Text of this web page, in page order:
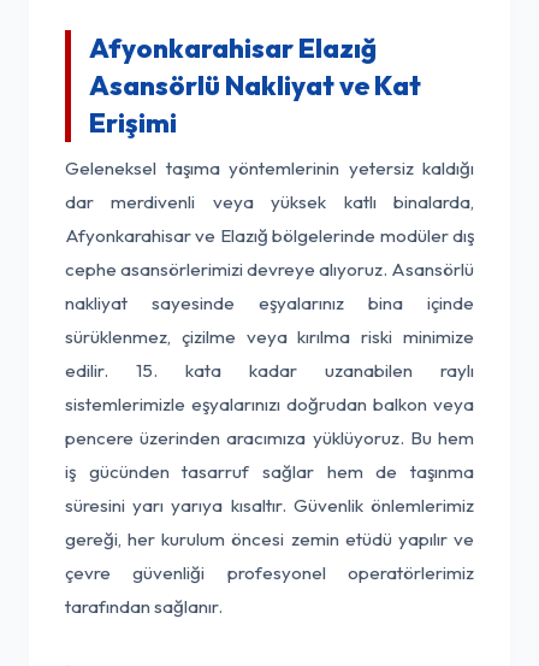
Afyonkarahisar Elazığ
Asansörlü Nakliyat ve Kat
Erişimi
Geleneksel taşıma yöntemlerinin yetersiz kaldığı
dar merdivenli veya yüksek katlı binalarda,
Afyonkarahisar ve Elazığ bölgelerinde modüler dış
cephe asansörlerimizi devreye alıyoruz. Asansörlü
nakliyat sayesinde eşyalarınız bina içinde
sürüklenmez, çizilme veya kırılma riski minimize
edilir. 15. kata kadar uzanabilen raylı
sistemlerimizle eşyalarınızı doğrudan balkon veya
pencere üzerinden aracımıza yüklüyoruz. Bu hem
iş gücünden tasarruf sağlar hem de taşınma
süresini yarı yarıya kısaltır. Güvenlik önlemlerimiz
gereği, her kurulum öncesi zemin etüdü yapılır ve
çevre güvenliği profesyonel operatörlerimiz
tarafından sağlanır.